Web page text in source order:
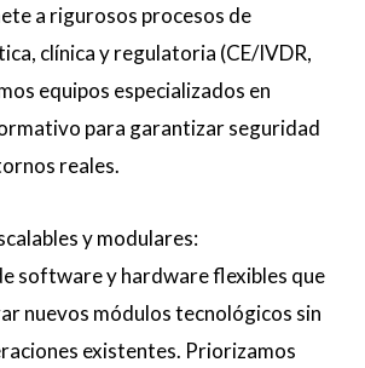
a rigurosos procesos de
clínica y regulatoria (CE/IVDR,
equipos especializados en
para garantizar seguridad
reales.
y modulares:
software y hardware flexibles que
nuevos módulos tecnológicos sin
existentes. Priorizamos